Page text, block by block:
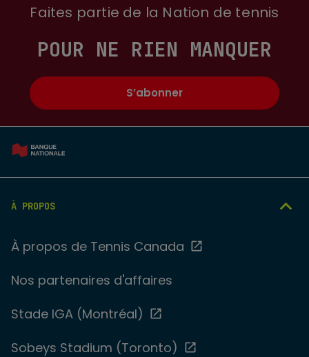
À PROPOS
À propos de Tennis Canada
Nos partenaires d'affaires
Stade IGA (Montréal)
Sobeys Stadium (Toronto)
Faites partie de la Nation de tennis
POUR NE RIEN MANQUER
S’abonner